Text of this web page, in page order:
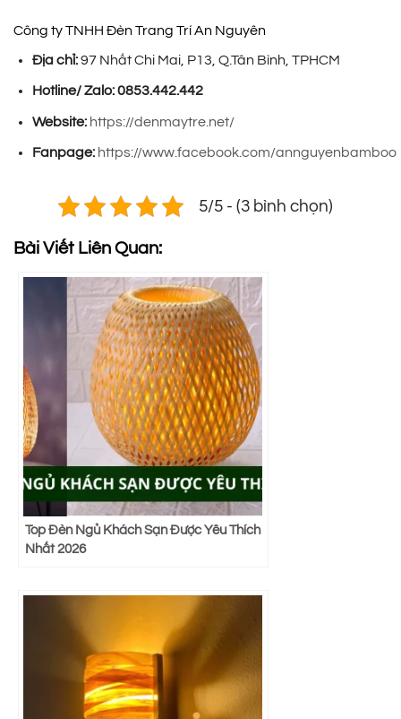
Công ty TNHH Đèn Trang Trí An Nguyên
Địa chỉ:97 Nhất Chi Mai, P13, Q.Tân Bình, TPHCM
Hotline/ Zalo: 0853.442.442
Website: https://denmaytre.net/
Fanpage: https://www.facebook.com/annguyenbamboo
5/5 - (3 bình chọn)
Bài Viết Liên Quan:
Top Đèn Ngủ Khách Sạn Được Yêu Thích
Nhất 2026